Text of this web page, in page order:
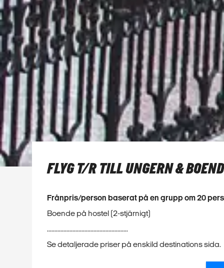
FLYG T/R TILL UNGERN &
Frånpris/person baserat på en grupp om 20
Boende på hostel (2-stjärnigt)
......................................................
Se detaljerade priser på enskild destinations sida.